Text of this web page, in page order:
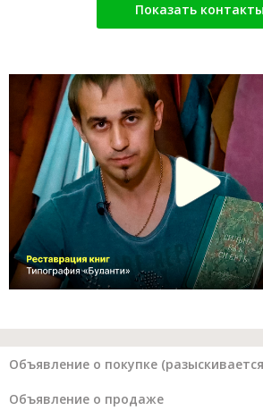
Показать контакты
Объявление о покупке
Объявление о продаже